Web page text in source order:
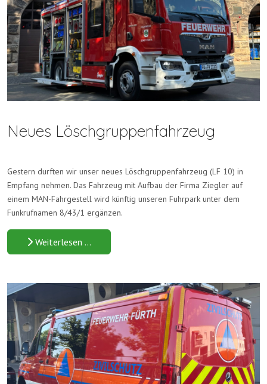
Neues Löschgruppenfahrzeug
Gestern durften wir unser neues Löschgruppenfahrzeug (LF 10) in
Empfang nehmen. Das Fahrzeug mit Aufbau der Firma Ziegler auf
einem MAN-Fahrgestell wird künftig unseren Fuhrpark unter dem
Funkrufnamen 8/43/1 ergänzen.
Weiterlesen …